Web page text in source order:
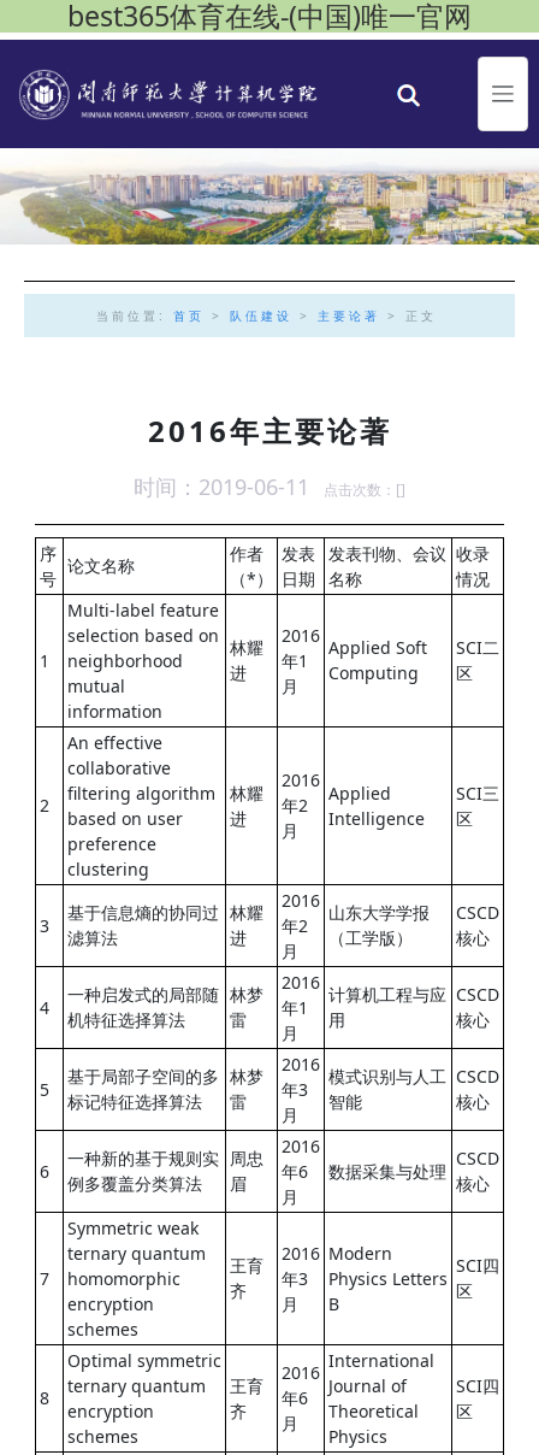
best365体育在线-(中国)唯一官网
当前位置: 首页 > 队伍建设 > 主要论著 > 正文
2016年主要论著
时间：2019-06-11 点击次数：[]
序
号
论文名称
作者
（*）
发表
日期
发表刊物、会议
名称
收录
情况
1
Multi-label feature
selection based on
neighborhood
mutual
information
林耀
进
2016
年1
月
Applied Soft
Computing
SCI二
区
2
An effective
collaborative
filtering algorithm
based on user
preference
clustering
林耀
进
2016
年2
月
Applied
Intelligence
SCI三
区
3
基于信息熵的协同过
滤算法
林耀
进
2016
年2
月
山东大学学报
（工学版）
CSCD
核心
4
一种启发式的局部随
机特征选择算法
林梦
雷
2016
年1
月
计算机工程与应
用
CSCD
核心
5
基于局部子空间的多
标记特征选择算法
林梦
雷
2016
年3
月
模式识别与人工
智能
CSCD
核心
6
一种新的基于规则实
例多覆盖分类算法
周忠
眉
2016
年6
月
数据采集与处理
CSCD
核心
7
Symmetric weak
ternary quantum
homomorphic
encryption
schemes
王育
齐
2016
年3
月
Modern
Physics Letters
B
SCI四
区
8
Optimal symmetric
ternary quantum
encryption
schemes
王育
齐
2016
年6
月
International
Journal of
Theoretical
Physics
SCI四
区